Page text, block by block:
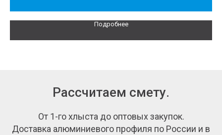
Подробнее
Рассчитаем смету.
От 1-го хлыста до оптовых закупок.
Доставка алюминиевого профиля по России и в